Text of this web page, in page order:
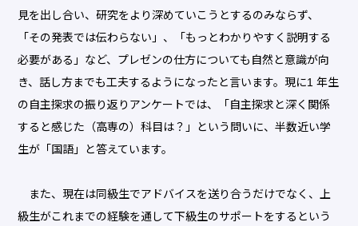
見を出し合い、研究をより深めていこうとするのみならず、
「その発表では伝わらない」、「もっとわかりやすく説明する
必要がある」など、プレゼンの仕方についても自然と意識が向
き、話し方までも工夫するようになったと言います。現に1 年生
の自主探求の振り返りアンケートでは、「自主探求と深く関係
すると感じた（高専の）科目は？」という問いに、半数近い学
生が「国語」と答えています。
また、現在は同級生でアドバイスを送り合うだけでなく、上
級生がこれまでの経験を通して下級生のサポートをするという